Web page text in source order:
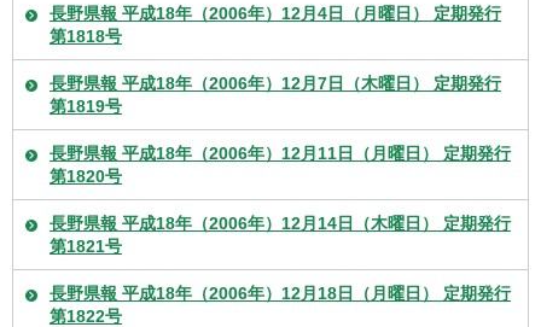
長野県報 平成18年（2006年）12月4日（月曜日） 定期発行
第1818号
長野県報 平成18年（2006年）12月7日（木曜日） 定期発行
第1819号
長野県報 平成18年（2006年）12月11日（月曜日） 定期発行
第1820号
長野県報 平成18年（2006年）12月14日（木曜日） 定期発行
第1821号
長野県報 平成18年（2006年）12月18日（月曜日） 定期発行
第1822号